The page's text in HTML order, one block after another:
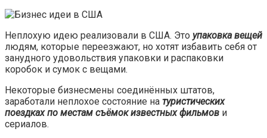
Неплохую идею реализовали в США. Это упаковка вещей
людям, которые переезжают, но хотят избавить себя от
занудного удовольствия упаковки и распаковки
коробок и сумок с вещами.
Некоторые бизнесмены соединённых штатов,
заработали неплохое состояние на туристических
поездках по местам съёмок известных фильмов и
сериалов.